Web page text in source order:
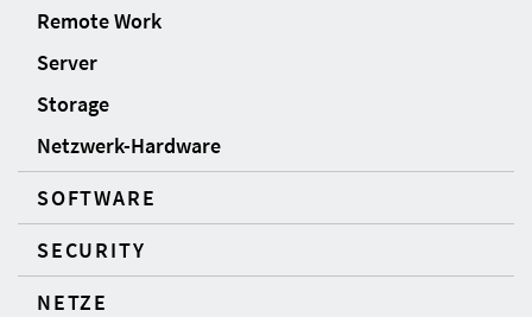
Remote Work
Server
Storage
Netzwerk-Hardware
SOFTWARE
SECURITY
NETZE